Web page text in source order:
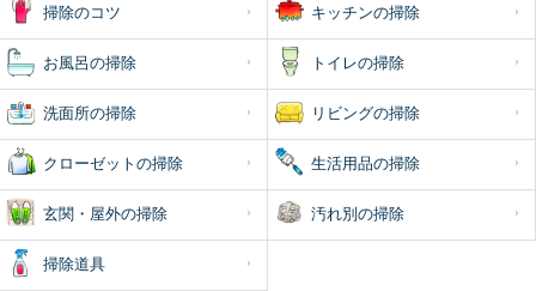
掃除のコツ キッチンの掃除
お風呂の掃除 トイレの掃除
洗面所の掃除 リビングの掃除
クローゼットの掃除 生活用品の掃除
玄関・屋外の掃除 汚れ別の掃除
掃除道具